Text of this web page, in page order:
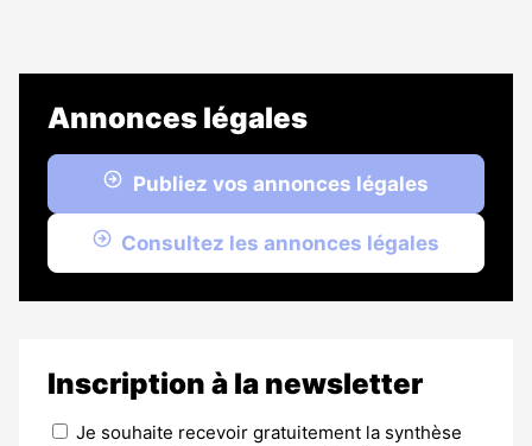
Annonces légales
Publiez vos annonces légales
Consultez les annonces légales
Inscription à la newsletter
Je souhaite recevoir gratuitement la synthèse